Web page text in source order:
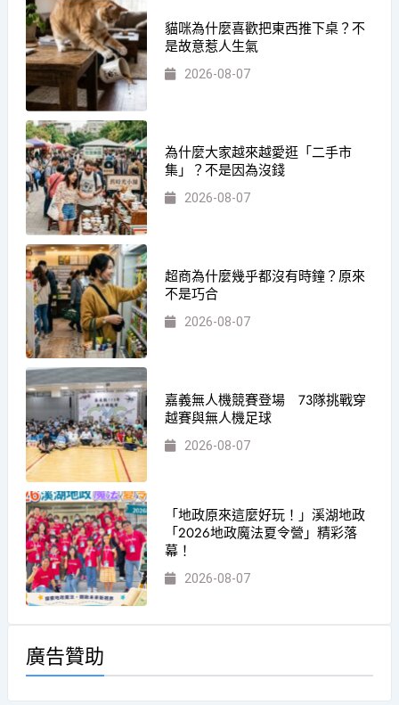
貓咪為什麼喜歡把東西推下桌？不
是故意惹人生氣
2026-08-07
為什麼大家越來越愛逛「二手市
集」？不是因為沒錢
2026-08-07
超商為什麼幾乎都沒有時鐘？原來
不是巧合
2026-08-07
嘉義無人機競賽登場 73隊挑戰穿
越賽與無人機足球
2026-08-07
「地政原來這麼好玩！」溪湖地政
「2026地政魔法夏令營」精彩落
幕！
2026-08-07
廣告贊助